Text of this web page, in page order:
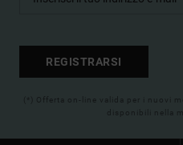
REGISTRARSI
(*) Offerta on-line valida per i nuovi
disponibili nella